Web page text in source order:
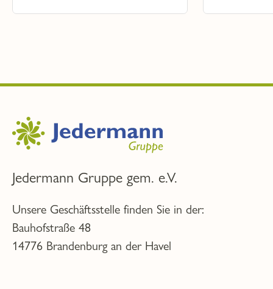
Jedermann Gruppe gem. e.V.
Unsere Geschäftsstelle finden Sie in der:
Bauhofstraße 48
14776 Brandenburg an der Havel